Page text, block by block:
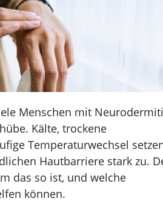
Menschen mit
Kälte, trockene
Temperaturwechsel
Hautbarriere stark zu.
das so ist, und welche
können.